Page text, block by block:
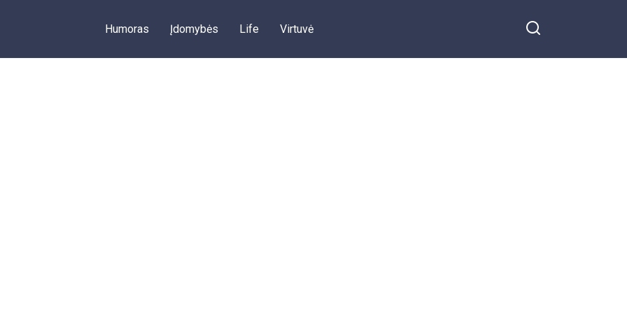
Humoras Įdomybės Life Virtuvė